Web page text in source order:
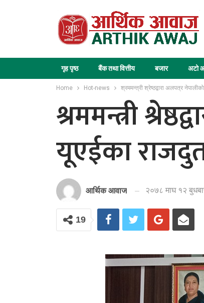
गृह पृष्ठ बैंक तथा वित्तीय बजार अटो
Home Hot-news श्रममन्त्री श्रेष्ठद्वारा अलपत्र
श्रममन्त्री
यूएईका
आर्थिक आवाज २०७८ माघ १२
19